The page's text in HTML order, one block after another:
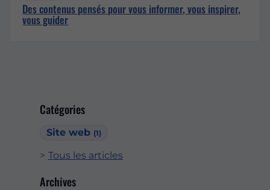
Catégories
Site web (1)
Tous les articles
Archives
Des contenus pensés pour vous informer, vous inspirer,
vous guider